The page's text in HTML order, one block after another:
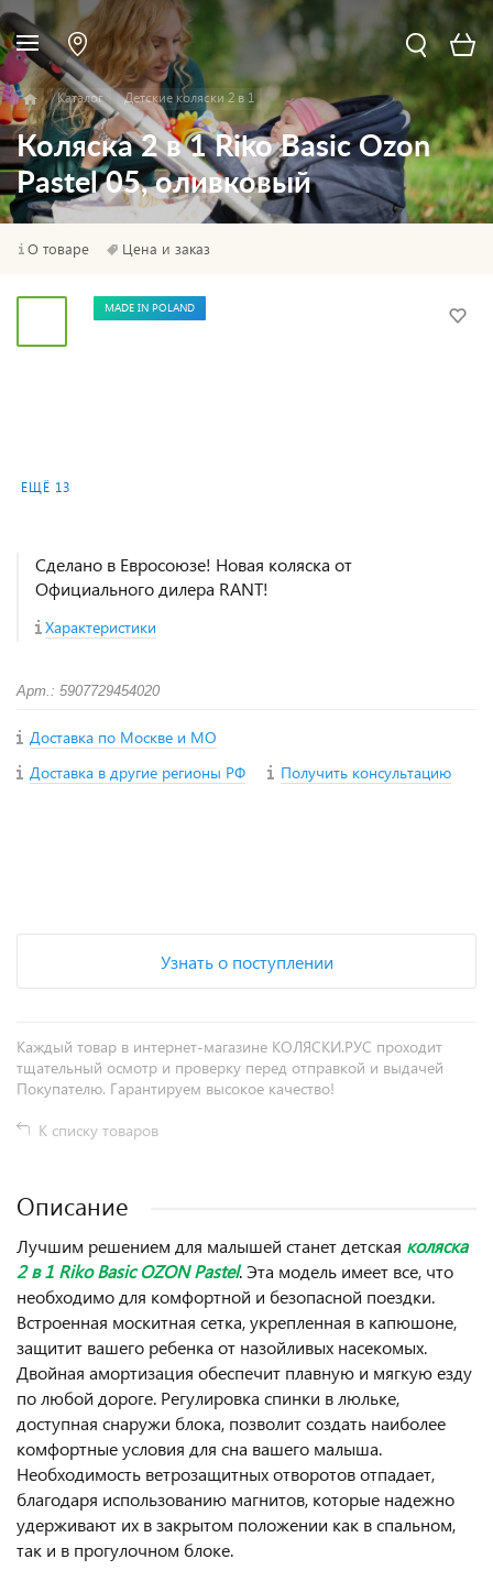
Каталог Детские коляски 2 в 1
Коляска 2 в 1 Riko Basic Ozon
Pastel 05, оливковый
О товаре Цена и заказ
ЕЩЁ 13
MADE IN POLAND
Сделано в Евросоюзе! Новая коляска от
Официального дилера RANT!
Характеристики
Арт.: 5907729454020
Доставка по Москве и МО
Доставка в другие регионы РФ
Получить консультацию
Узнать о поступлении
Каждый товар в интернет-магазине КОЛЯСКИ.РУС проходит
тщательный осмотр и проверку перед отправкой и выдачей
Покупателю. Гарантируем высокое качество!
К списку товаров
Описание
Лучшим решением для малышей станет детская коляска
2 в 1 Riko Basic OZON Pastel.Эта модель имеет все, что
необходимо для комфортной и безопасной поездки.
Встроенная москитная сетка, укрепленная в капюшоне,
защитит вашего ребенка от назойливых насекомых.
Двойная амортизация обеспечит плавную и мягкую езду
по любой дороге. Регулировка спинки в люльке,
доступная снаружи блока, позволит создать наиболее
комфортные условия для сна вашего малыша.
Необходимость ветрозащитных отворотов отпадает,
благодаря использованию магнитов, которые надежно
удерживают их в закрытом положении как в спальном,
так и в прогулочном блоке.